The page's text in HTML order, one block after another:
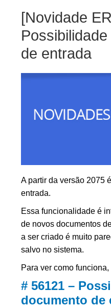
[Novidade
de entrada
A partir da versão 2075
entrada.
Essa funcionalidade é
de novos documentos
a ser criado é muito
salvo no sistema.
Para ver como funciona,
# 56121 –
documento de